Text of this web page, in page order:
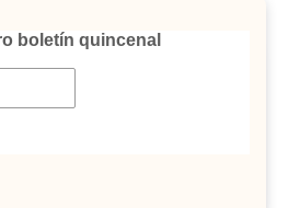
boletín quincenal